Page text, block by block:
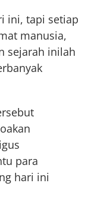
ini, tapi setiap
manusia,
sejarah inilah
para
hari ini